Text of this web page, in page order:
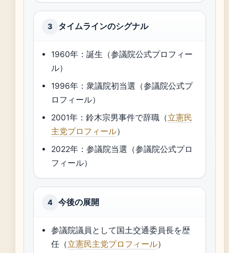
3 タイムラインのシグナル
1960年：誕生（参議院公式プロフィー
ル）
1996年：衆議院初当選（参議院公式プ
ロフィール）
2001年：鈴木宗男事件で辞職（立憲民
主党プロフィール）
2022年：参議院当選（参議院公式プロ
フィール）
4 今後の展開
参議院議員として国土交通委員長を歴
任（立憲民主党プロフィール）